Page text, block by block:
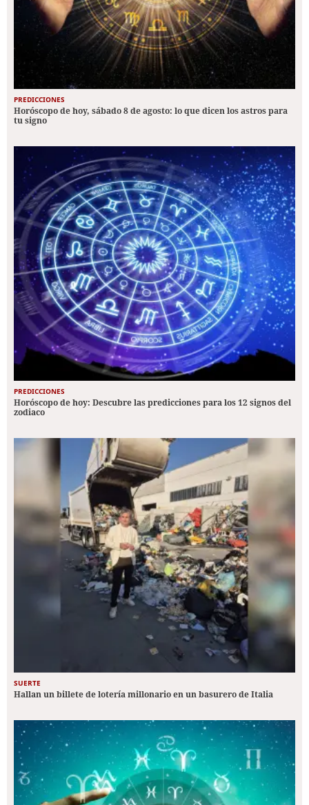
PREDICCIONES
Horóscopo de hoy, sábado 8 de agosto: lo que dicen los astros para
tu signo
PREDICCIONES
Horóscopo de hoy: Descubre las predicciones para los 12 signos del
zodiaco
SUERTE
Hallan un billete de lotería millonario en un basurero de Italia